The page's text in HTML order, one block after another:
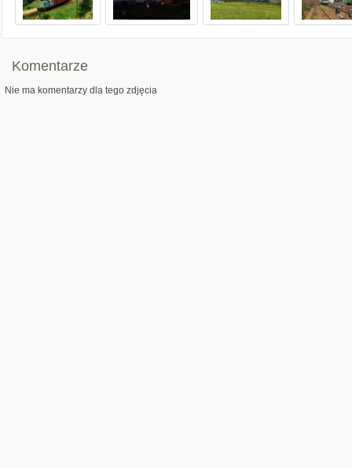
Komentarze
Nie ma komentarzy dla tego zdjęcia